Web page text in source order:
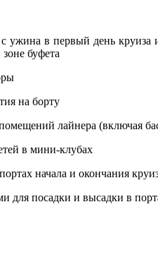
ужина в первый день
буфета
на борту
лайнера (включая
в мини-клубах
начала и окончания
для посадки и высадки в